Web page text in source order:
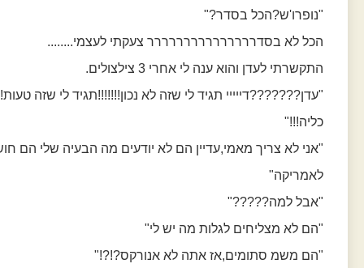
"נופרו'ש?הכל בסדר?"
הכל לא בסדררררררררררררררר צעקתי לעצמי........
התקשרתי לעדן והוא ענה לי אחרי 3 צילצולים.
"עדן???????דייייי תגיד לי שזה לא נכון!!!!!!!תגיד לי שזה
כליה!!!"
"אני לא צריך מאמי,עדיין הם לא יודעים מה הבעיה שלי הם
לאמריקה"
"אבל למה?????"
"הם לא מצליחים לגלות מה יש לי"
"הם משמ סתומים,אז אתה לא אנורקס?!?!"